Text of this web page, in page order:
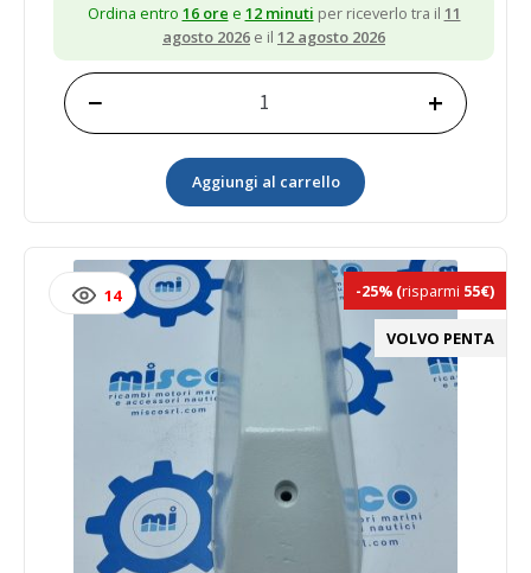
Ordina entro 16 ore e 12 minuti per riceverlo tra il 11
agosto 2026 e il 12 agosto 2026
KIT
ANODO
− +
Aggiungi al carrello
VOLVO PENTA
-25% (risparmi 55€)
14